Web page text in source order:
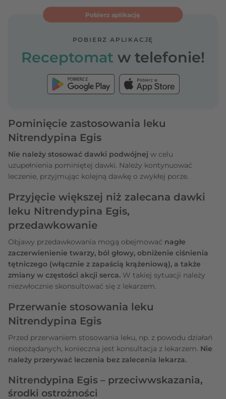
Pobierz aplikację
POBIERZ APLIKACJĘ
Receptomat w telefonie!
Pominięcie zastosowania leku
Nitrendypina Egis
Nie należy stosować dawki podwójnej w celu
uzupełnienia pominiętej dawki. Należy kontynuować
leczenie, przyjmując kolejną dawkę o zwykłej porze.
Przyjęcie większej niż zalecana dawki
leku Nitrendypina Egis,
przedawkowanie
Objawy przedawkowania mogą obejmować nagłe
zaczerwienienie twarzy, ból głowy, obniżenie ciśnienia
tętniczego (włącznie z zapaścią krążeniową), a także
zmiany w częstości akcji serca. W takiej sytuacji należy
niezwłocznie skonsultować się z lekarzem.
Przerwanie stosowania leku
Nitrendypina Egis
Przed przerwaniem stosowania leku, np. z powodu działań
niepożądanych, konieczna jest konsultacja z lekarzem. Nie
należy przerywać leczenia bez zalecenia lekarza.
Nitrendypina Egis – przeciwwskazania,
środki ostrożności